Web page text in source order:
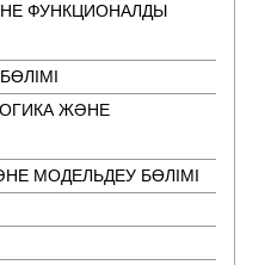
ФУНКЦИОНАЛДЫ
ЖӘНЕ
МОДЕЛЬДЕУ БӨЛІМІ